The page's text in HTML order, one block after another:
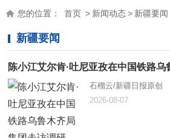
您的位置： 首页 > 新闻动态> 新疆要闻
新疆要闻
陈小江艾尔肯·吐尼亚孜在中国铁路
石榴云/新疆日报原创
2026-08-07